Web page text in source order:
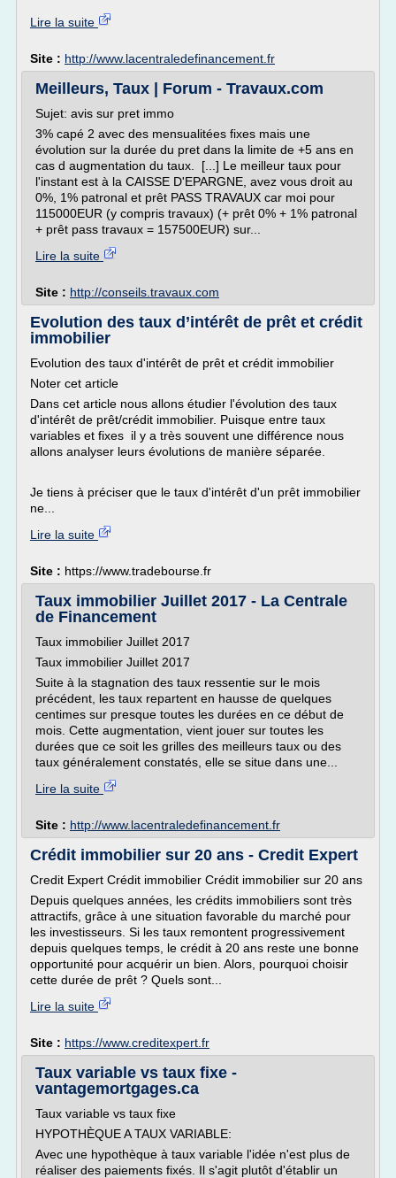
Lire la suite
Site : http://www.lacentraledefinancement.fr
Meilleurs, Taux | Forum - Travaux.com
Sujet: avis sur pret immo
3% capé 2 avec des mensualitées fixes mais une
évolution sur la durée du pret dans la limite de +5 ans en
cas d augmentation du taux. [...] Le meilleur taux pour
l'instant est à la CAISSE D'EPARGNE, avez vous droit au
0%, 1% patronal et prêt PASS TRAVAUX car moi pour
115000EUR (y compris travaux) (+ prêt 0% + 1% patronal
+ prêt pass travaux = 157500EUR) sur...
Lire la suite
Site : http://conseils.travaux.com
Evolution des taux d’intérêt de prêt et crédit
immobilier
Evolution des taux d'intérêt de prêt et crédit immobilier
Noter cet article
Dans cet article nous allons étudier l'évolution des taux
d'intérêt de prêt/crédit immobilier. Puisque entre taux
variables et fixes il y a très souvent une différence nous
allons analyser leurs évolutions de manière séparée.
Je tiens à préciser que le taux d'intérêt d'un prêt immobilier
ne...
Lire la suite
Site : https://www.tradebourse.fr
Taux immobilier Juillet 2017 - La Centrale
de Financement
Taux immobilier Juillet 2017
Taux immobilier Juillet 2017
Suite à la stagnation des taux ressentie sur le mois
précédent, les taux repartent en hausse de quelques
centimes sur presque toutes les durées en ce début de
mois. Cette augmentation, vient jouer sur toutes les
durées que ce soit les grilles des meilleurs taux ou des
taux généralement constatés, elle se situe dans une...
Lire la suite
Site : http://www.lacentraledefinancement.fr
Crédit immobilier sur 20 ans - Credit Expert
Credit Expert Crédit immobilier Crédit immobilier sur 20 ans
Depuis quelques années, les crédits immobiliers sont très
attractifs, grâce à une situation favorable du marché pour
les investisseurs. Si les taux remontent progressivement
depuis quelques temps, le crédit à 20 ans reste une bonne
opportunité pour acquérir un bien. Alors, pourquoi choisir
cette durée de prêt ? Quels sont...
Lire la suite
Site : https://www.creditexpert.fr
Taux variable vs taux fixe -
vantagemortgages.ca
Taux variable vs taux fixe
HYPOTHÈQUE A TAUX VARIABLE:
Avec une hypothèque à taux variable l'idée n'est plus de
réaliser des paiements fixés. Il s'agit plutôt d'établir un